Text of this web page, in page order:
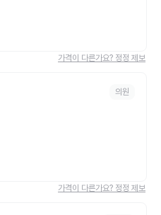
가격이 다른가요? 정정 제보
의원
가격이 다른가요? 정정 제보